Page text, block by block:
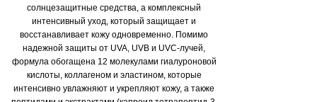
солнцезащитные средства, а комплексный
интенсивный уход, который защищает и
восстанавливает кожу одновременно. Помимо
надежной защиты от UVA, UVB и UVC-лучей,
формула обогащена 12 молекулами гиалуроновой
кислоты, коллагеном и эластином, которые
интенсивно увлажняют и укрепляют кожу, а также